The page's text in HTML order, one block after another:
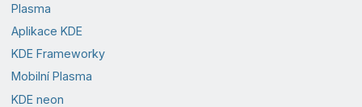
Plasma
Aplikace KDE
KDE Frameworky
Mobilní Plasma
KDE neon